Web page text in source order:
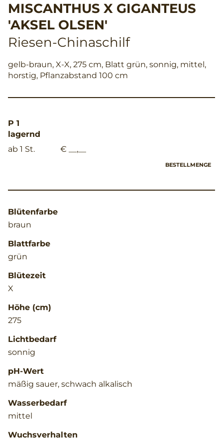
MISCANTHUS X GIGANTEUS
'AKSEL OLSEN'
Riesen-Chinaschilf
gelb-braun, X-X, 275 cm, Blatt grün, sonnig, mittel,
horstig, Pflanzabstand 100 cm
P 1
lagernd
ab 1 St.
€ __,__
BESTELLMENGE
Blütenfarbe
braun
Blattfarbe
grün
Blütezeit
X
Höhe (cm)
275
Lichtbedarf
sonnig
pH-Wert
mäßig sauer, schwach alkalisch
Wasserbedarf
mittel
Wuchsverhalten